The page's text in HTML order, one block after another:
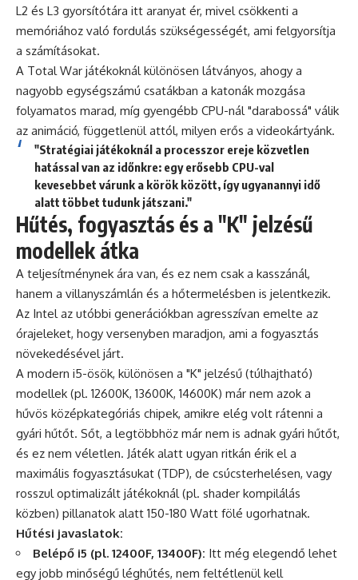
L2 és L3 gyorsítótára itt aranyat ér, mivel csökkenti a
memóriához való fordulás szükségességét, ami felgyorsítja
a számításokat.
A Total War játékoknál különösen látványos, ahogy a
nagyobb egységszámú csatákban a katonák mozgása
folyamatos marad, míg gyengébb CPU-nál "darabossá" válik
az animáció, függetlenül attól, milyen erős a videokártyánk.
"Stratégiai játékoknál a processzor ereje közvetlen
hatással van az időnkre: egy erősebb CPU-val
kevesebbet várunk a körök között, így ugyanannyi idő
alatt többet tudunk játszani."
Hűtés, fogyasztás és a "K" jelzésű
modellek átka
A teljesítménynek ára van, és ez nem csak a kasszánál,
hanem a villanyszámlán és a hőtermelésben is jelentkezik.
Az Intel az utóbbi generációkban agresszívan emelte az
órajeleket, hogy versenyben maradjon, ami a fogyasztás
növekedésével járt.
A modern i5-ösök, különösen a "K" jelzésű (túlhajtható)
modellek (pl. 12600K, 13600K, 14600K) már nem azok a
hűvös középkategóriás chipek, amikre elég volt rátenni a
gyári hűtőt. Sőt, a legtöbbhöz már nem is adnak gyári hűtőt,
és ez nem véletlen. Játék alatt ugyan ritkán érik el a
maximális fogyasztásukat (TDP), de csúcsterhelésen, vagy
rosszul optimalizált játékoknál (pl. shader kompilálás
közben) pillanatok alatt 150-180 Watt fölé ugorhatnak.
Hűtési javaslatok:
Belépő i5 (pl. 12400F, 13400F): Itt még elegendő lehet
egy jobb minőségű léghűtés, nem feltétlenül kell